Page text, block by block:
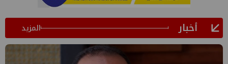
أخبار المزيد